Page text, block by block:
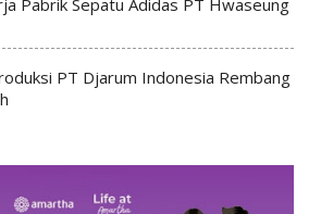
PT Djarum Indonesia Rembang